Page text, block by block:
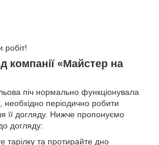
робіт!
компанії «Майстер на
піч нормально функціонувала
періодично робити
її догляду. Нижче пропонуємо
догляду:
тарілку та протирайте дно